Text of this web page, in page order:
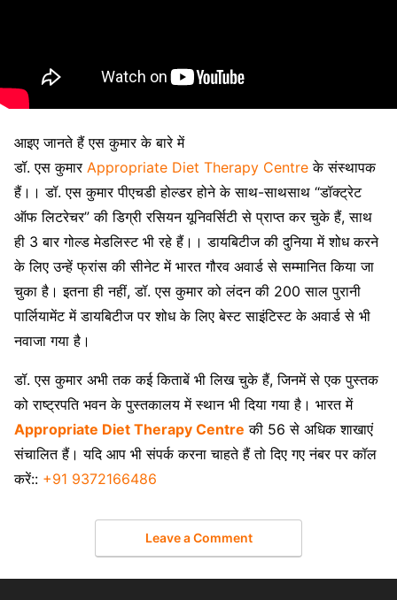
आइए जानते हैं एस कुमार के बारे में
डॉ. एस कुमार Appropriate Diet Therapy Centre के संस्थापक
हैं।। डॉ. एस कुमार पीएचडी होल्डर होने के साथ-साथसाथ “डॉक्ट्रेट
ऑफ लिटरेचर” की डिग्री रसियन यूनिवर्सिटी से प्राप्त कर चुके हैं, साथ
ही 3 बार गोल्ड मेडलिस्ट भी रहे हैं।। डायबिटीज की दुनिया में शोध करने
के लिए उन्हें फ्रांस की सीनेट में भारत गौरव अवार्ड से सम्मानित किया जा
चुका है। इतना ही नहीं, डॉ. एस कुमार को लंदन की 200 साल पुरानी
पार्लियामेंट में डायबिटीज पर शोध के लिए बेस्ट साइंटिस्ट के अवार्ड से भी
नवाजा गया है।
डॉ. एस कुमार अभी तक कई किताबें भी लिख चुके हैं, जिनमें से एक पुस्तक
को राष्ट्रपति भवन के पुस्तकालय में स्थान भी दिया गया है। भारत में
Appropriate Diet Therapy Centre की 56 से अधिक शाखाएं
संचालित हैं। यदि आप भी संपर्क करना चाहते हैं तो दिए गए नंबर पर कॉल
करें:: ‪‪‪‪‪‪‪‪‪‪‪‪‪‪‪‪‪‪‪‪+91 9372166486‬‬‬‬‬‬‬‬‬‬‬‬‬‬‬‬‬‬‬‬
Leave a Comment